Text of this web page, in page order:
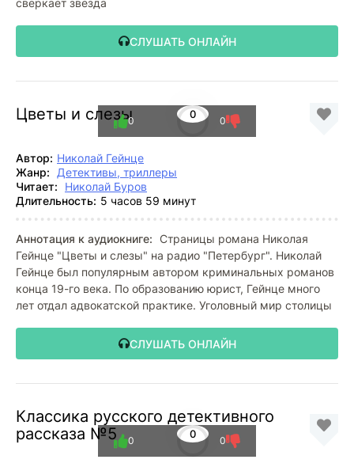
сверкает звезда
СЛУШАТЬ ОНЛАЙН
Цветы и слезы 0
0 0
Автор: Николай Гейнце
Жанр:
Детективы, триллеры
Читает:
Николай Буров
Длительность: 5 часов 59 минут
Аннотация к аудиокниге: Страницы романа Николая
Гейнце "Цветы и слезы" на радио "Петербург". Николай
Гейнце был популярным автором криминальных романов
конца 19-го века. По образованию юрист, Гейнце много
лет отдал адвокатской практике. Уголовный мир столицы
СЛУШАТЬ ОНЛАЙН
Классика русского детективного
рассказа №5
0
0 0